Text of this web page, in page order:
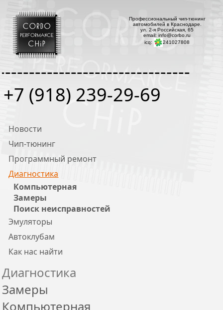
+7 (918) 239-29-69
Профессиональный чип-тюнинг
автомобилей в Краснодаре.
ул. 2-я Российская, 65
email: info@corbo.ru
icq:
241027808
Новости
Чип-тюнинг
Программный ремонт
Диагностика
Компьютерная
Замеры
Поиск неисправностей
Эмуляторы
Автоклубам
Как нас найти
Диагностика
Замеры
Компьютерная